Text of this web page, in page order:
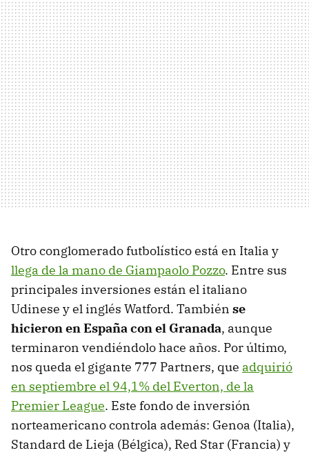
Otro conglomerado futbolístico está en Italia y
llega de la mano de Giampaolo Pozzo. Entre sus
principales inversiones están el italiano
Udinese y el inglés Watford. También se
hicieron en España con el Granada, aunque
terminaron vendiéndolo hace años. Por último,
nos queda el gigante 777 Partners, que adquirió
en septiembre el 94,1% del Everton, de la
Premier League. Este fondo de inversión
norteamericano controla además: Genoa (Italia),
Standard de Lieja (Bélgica), Red Star (Francia) y